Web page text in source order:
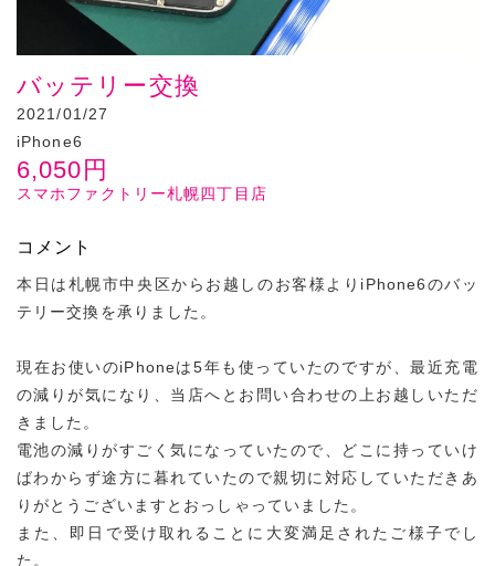
バッテリー交換
2021/01/27
iPhone6
6,050 円
スマホファクトリー札幌四丁目店
コメント
本日は札幌市中央区からお越しのお客様よりiPhone6のバッ
テリー交換を承りました。
現在お使いのiPhoneは5年も使っていたのですが、最近充電
の減りが気になり、当店へとお問い合わせの上お越しいただ
きました。
電池の減りがすごく気になっていたので、どこに持っていけ
ばわからず途方に暮れていたので親切に対応していただきあ
りがとうございますとおっしゃっていました。
また、即日で受け取れることに大変満足されたご様子でし
た。